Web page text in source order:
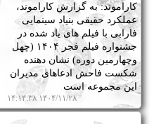
کاراموند: به گزارش کاراموند،
عملکرد حقیقی بنیاد سینمایی
فارابی با فیلم های یاد شده در
جشنواره فیلم فجر ۱۴۰۴ (چهل
وچهارمین دوره) نشان دهنده
شکست فاحش ادعاهای مدیران
این مجموعه است
۱۴۰۴/۱۱/۲۸ ۱۴:۱۴:۳۸